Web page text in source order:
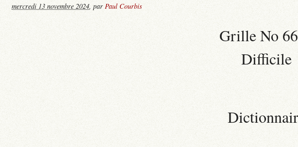
mercredi 13 novembre 2024, par Paul Courbis
Grille No
Difficile